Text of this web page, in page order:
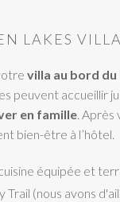
LAKES
villa au bord du
peuvent accueillir
en famille. Après
bien-être à l’hôtel.
équipée et
Trail (nous avons